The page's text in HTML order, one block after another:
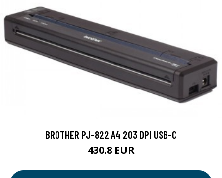
BROTHER PJ-822 A4 203 DPI USB-C
430.8 EUR